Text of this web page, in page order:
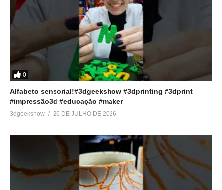
0
Alfabeto sensorial!#3dgeekshow #3dprinting #3dprint
#impressão3d #educação #maker
3dgeekshow 26 DE JULHO DE 2026